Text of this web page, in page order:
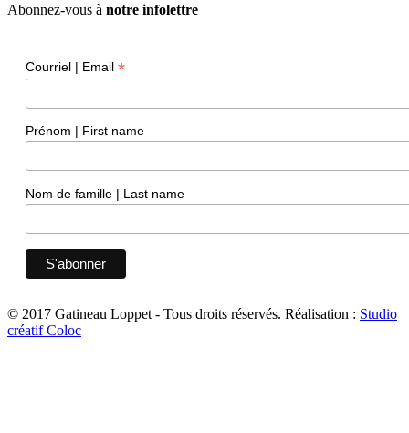
Abonnez-vous à notre infolettre
Courriel | Email *
Prénom | First name
Nom de famille | Last name
© 2017 Gatineau Loppet - Tous droits réservés. Réalisation : Studio
créatif Coloc